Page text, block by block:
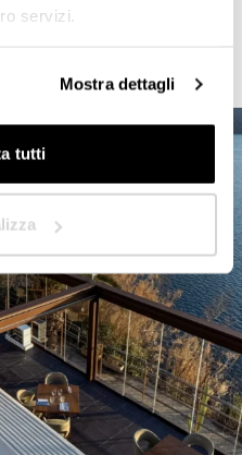
servizi.
Mostra dettagli
tutti